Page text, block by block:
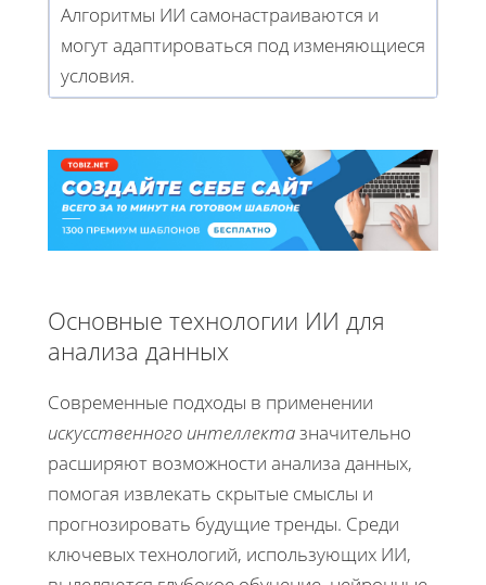
Алгоритмы ИИ самонастраиваются и
могут адаптироваться под изменяющиеся
условия.
Основные технологии ИИ для
анализа данных
Современные подходы в применении
искусственного интеллектазначительно
расширяют возможности анализа данных,
помогая извлекать скрытые смыслы и
прогнозировать будущие тренды. Среди
ключевых технологий, использующих ИИ,